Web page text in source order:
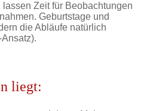
Zeit für Beobachtungen
Geburtstage und
die Abläufe natürlich
liegt: